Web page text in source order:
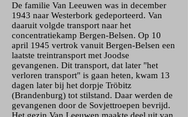
De familie Van Leeuwen was in december
1943 naar Westerbork gedeporteerd. Van
daaruit volgde transport naar het
concentratiekamp Bergen-Belsen. Op 10
april 1945 vertrok vanuit Bergen-Belsen een
laatste treintransport met Joodse
gevangenen. Dit transport, dat later "het
verloren transport" is gaan heten, kwam 13
dagen later bij het dorpje Tröbitz
(Brandenburg) tot stilstand. Daar werden de
gevangenen door de Sovjettroepen bevrijd.